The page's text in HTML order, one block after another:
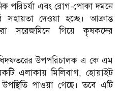
পরিচর্যা এবং রোগ-পোকা দমনে
সহায়তা দেওয়া হচ্ছে। আক্রান্ত
সরেজমিনে গিয়ে কৃষকদের
উপপরিচালক এ কে এম
এলাকায় মিলিবাগ, হোয়াইট
পাওয়া গেছে। তবে এটি